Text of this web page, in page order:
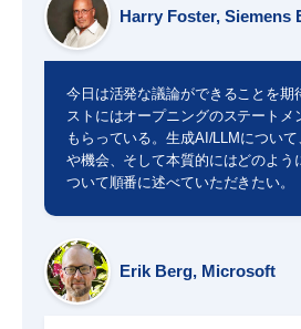
Harry Foster, Siemens
今日は活発な議論ができることを期
ストにはオープニングのステートメ
もらっている。生成AI/LLMについ
や機会、そして本質的にはどのよう
ついて順番に述べていただきたい。
Erik Berg, Microsoft